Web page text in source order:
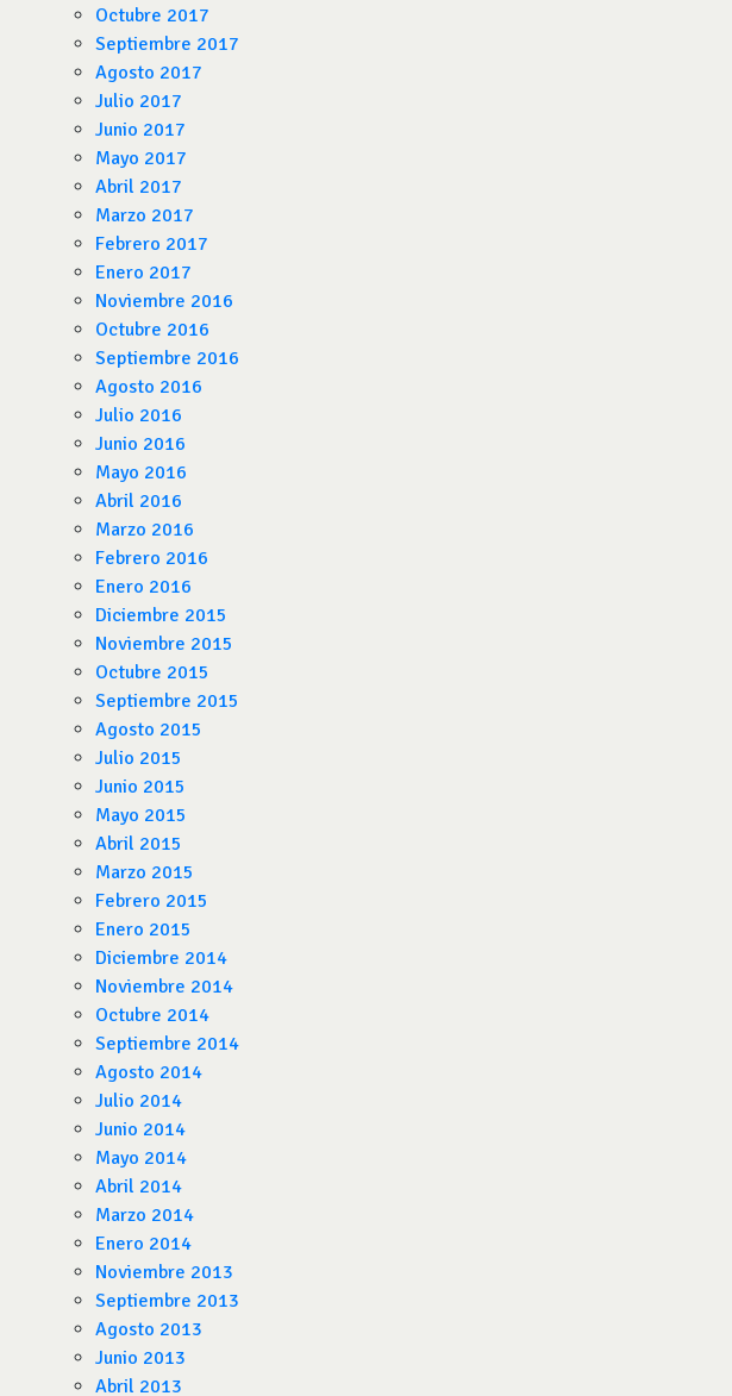
Octubre 2017
Septiembre 2017
Agosto 2017
Julio 2017
Junio 2017
Mayo 2017
Abril 2017
Marzo 2017
Febrero 2017
Enero 2017
Noviembre 2016
Octubre 2016
Septiembre 2016
Agosto 2016
Julio 2016
Junio 2016
Mayo 2016
Abril 2016
Marzo 2016
Febrero 2016
Enero 2016
Diciembre 2015
Noviembre 2015
Octubre 2015
Septiembre 2015
Agosto 2015
Julio 2015
Junio 2015
Mayo 2015
Abril 2015
Marzo 2015
Febrero 2015
Enero 2015
Diciembre 2014
Noviembre 2014
Octubre 2014
Septiembre 2014
Agosto 2014
Julio 2014
Junio 2014
Mayo 2014
Abril 2014
Marzo 2014
Enero 2014
Noviembre 2013
Septiembre 2013
Agosto 2013
Junio 2013
Abril 2013